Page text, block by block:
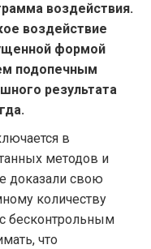
воздействия.
воздействие
формой
подопечным
результата
в
методов и
доказали свою
количеству
бесконтрольным
что